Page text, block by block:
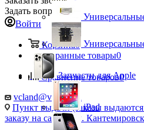
Задать вопрос
Войти
Корзина0
Избранные товары0
Сравнение товаров0
vcland@vcland.ru
Пункт выдачи (заказы
заказу на сайте), ул.
Запчасти для Apple
iPad